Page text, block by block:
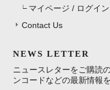
マイページ / ログイン
Contact Us
NEWS LETTER
ニュースレターをご購読
ンコードなどの最新情報